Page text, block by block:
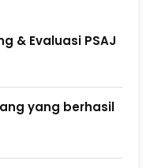
& Evaluasi PSAJ
yang berhasil